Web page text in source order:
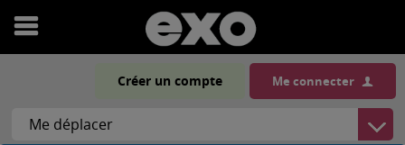
Ouvrir
menu
Créer un compte Me connecter